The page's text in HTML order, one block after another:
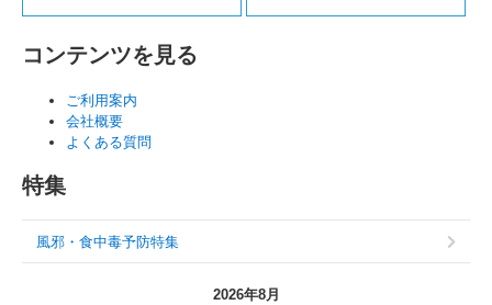
コンテンツを見る
ご利用案内
会社概要
よくある質問
特集
風邪・食中毒予防特集
2026年8月